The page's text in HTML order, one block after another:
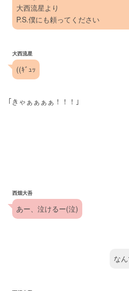
大西流星より
P.S.僕にも頼ってください
大西流星
((ｷﾞｭｯ
｢きゃぁぁぁぁ！！！｣
西畑大吾
あー、泣けるー(泣)
な